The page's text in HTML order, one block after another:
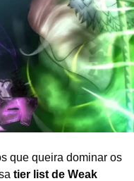
o
d
e
2
0
2
6
que queira dominar os
tier list de Weak